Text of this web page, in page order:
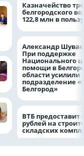
Казначейство
белгородского
122,8 млн в
Александр
При поддержке
Национального
помощи в
области усилили
подразделение
Белгород»
ВТБ предоставит
рублей на
складских